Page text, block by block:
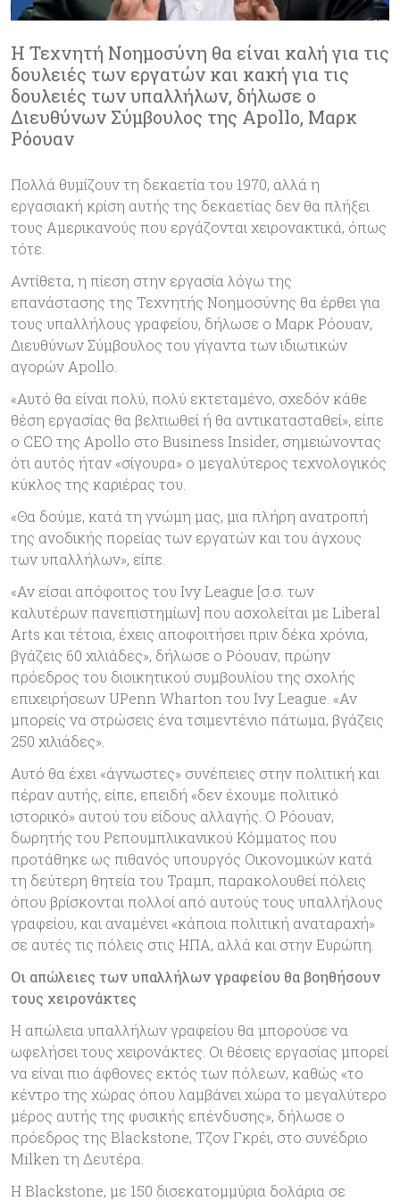
Η Τεχνητή Νοημοσύνη θα είναι καλή για τις
δουλειές των εργατών και κακή για τις
δουλειές των υπαλλήλων, δήλωσε ο
Διευθύνων Σύμβουλος της Apollo, Μαρκ
Ρόουαν
Πολλά θυμίζουν τη δεκαετία του 1970, αλλά η
εργασιακή κρίση αυτής της δεκαετίας δεν θα πλήξει
τους Αμερικανούς που εργάζονται χειρονακτικά, όπως
τότε.
Αντίθετα, η πίεση στην εργασία λόγω της
επανάστασης της Τεχνητής Νοημοσύνης θα έρθει για
τους υπαλλήλους γραφείου, δήλωσε ο Μαρκ Ρόουαν,
Διευθύνων Σύμβουλος του γίγαντα των ιδιωτικών
αγορών Apollo.
«Αυτό θα είναι πολύ, πολύ εκτεταμένο, σχεδόν κάθε
θέση εργασίας θα βελτιωθεί ή θα αντικατασταθεί», είπε
ο CEO της Apollo στο Business Insider, σημειώνοντας
ότι αυτός ήταν «σίγουρα» ο μεγαλύτερος τεχνολογικός
κύκλος της καριέρας του.
«Θα δούμε, κατά τη γνώμη μας, μια πλήρη ανατροπή
της ανοδικής πορείας των εργατών και του άγχους
των υπαλλήλων», είπε.
«Αν είσαι απόφοιτος του Ivy League [σ.σ. των
καλυτέρων πανεπιστημίων] που ασχολείται με Liberal
Arts και τέτοια, έχεις αποφοιτήσει πριν δέκα χρόνια,
βγάζεις 60 χιλιάδες», δήλωσε ο Ρόουαν, πρώην
πρόεδρος του διοικητικού συμβουλίου της σχολής
επιχειρήσεων UPenn Wharton του Ivy League. «Αν
μπορείς να στρώσεις ένα τσιμεντένιο πάτωμα, βγάζεις
250 χιλιάδες».
Αυτό θα έχει «άγνωστες» συνέπειες στην πολιτική και
πέραν αυτής, είπε, επειδή «δεν έχουμε πολιτικό
ιστορικό» αυτού του είδους αλλαγής. Ο Ρόουαν,
δωρητής του Ρεπουμπλικανικού Κόμματος που
προτάθηκε ως πιθανός υπουργός Οικονομικών κατά
τη δεύτερη θητεία του Τραμπ, παρακολουθεί πόλεις
όπου βρίσκονται πολλοί από αυτούς τους υπαλλήλους
γραφείου, και αναμένει «κάποια πολιτική αναταραχή»
σε αυτές τις πόλεις στις ΗΠΑ, αλλά και στην Ευρώπη.
Οι απώλειες των υπαλλήλων γραφείου θα βοηθήσουν
τους χειρονάκτες
Η απώλεια υπαλλήλων γραφείου θα μπορούσε να
ωφελήσει τους χειρονάκτες. Οι θέσεις εργασίας μπορεί
να είναι πιο άφθονες εκτός των πόλεων, καθώς «το
κέντρο της χώρας όπου λαμβάνει χώρα το μεγαλύτερο
μέρος αυτής της φυσικής επένδυσης», δήλωσε ο
πρόεδρος της Blackstone, Τζον Γκρέι, στο συνέδριο
Milken τη Δευτέρα.
Η Blackstone, με 150 δισεκατομμύρια δολάρια σε